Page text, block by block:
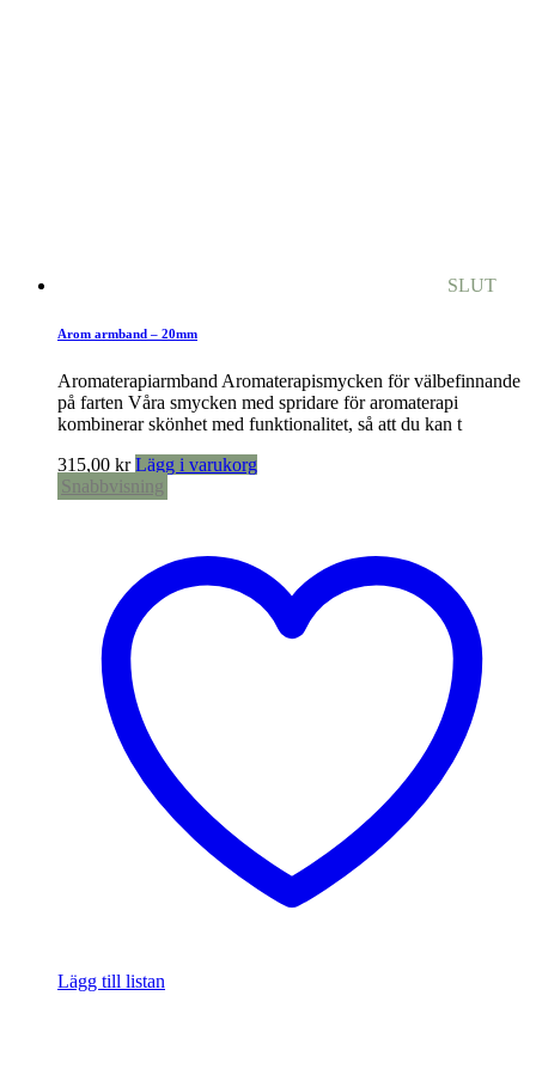
SLUT
Arom armband – 20mm
Aromaterapiarmband Aromaterapismycken för välbefinnande
på farten Våra smycken med spridare för aromaterapi
kombinerar skönhet med funktionalitet, så att du kan t
315,00 kr Lägg i varukorg
Snabbvisning
Lägg till listan